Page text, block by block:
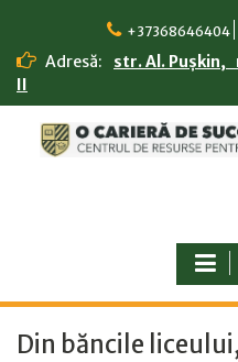
content
+37368646404
Adresă:
str. Al. Pușkin,
II
Din băncile